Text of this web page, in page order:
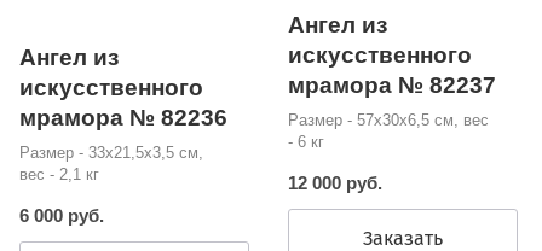
Ангел из
искусственного
мрамора № 82236
Размер - 33х21,5х3,5 см,
вес - 2,1 кг
6 000 руб.
Ангел из
искусственного
мрамора № 82237
Размер - 57х30х6,5 см, вес
- 6 кг
12 000 руб.
Заказать